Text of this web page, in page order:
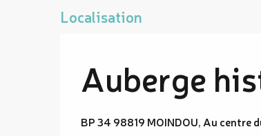
Localisation
Auberge
BP 34 98819 MOINDOU, Au centre